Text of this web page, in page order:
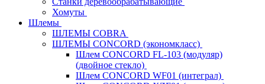
Хомуты
Шлемы
ШЛЕМЫ COBRA
ШЛЕМЫ CONCORD (экономкласс)
Шлем CONCORD FL-103 (модуляр)
(двойное стекло)
Шлем CONCORD WF01 (интеграл)